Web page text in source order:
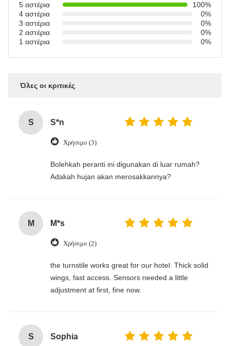
5 αστέρια
100%
4 αστέρια
0%
3 αστέρια
0%
2 αστέρια
0%
1 αστέρια
0%
Όλες οι κριτικές
S S*n
Χρήσιμο (3)
‌Bolehkah peranti ini digunakan di luar rumah?
Adakah hujan akan merosakkannya?
M M*s
Χρήσιμο (2)
the turnstile works great for our hotel. Thick solid
wings, fast access. Sensors needed a little
adjustment at first, fine now.
S Sophia